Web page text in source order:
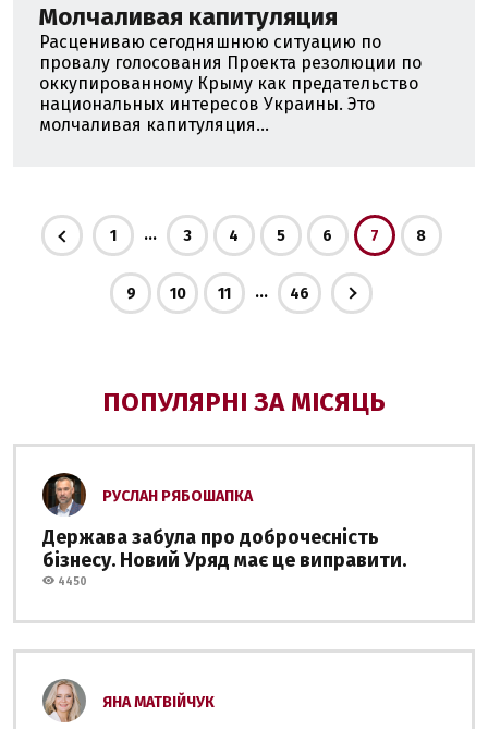
Молчаливая капитуляция
Расцениваю сегодняшнюю ситуацию по
провалу голосования Проекта резолюции по
оккупированному Крыму как предательство
национальных интересов Украины. Это
молчаливая капитуляция...
1 ... 3 4 5 6 7 8
9 10 11 ... 46
ПОПУЛЯРНІ ЗА МІСЯЦЬ
РУСЛАН РЯБОШАПКА
Держава забула про доброчесність
бізнесу. Новий Уряд має це виправити.
4450
ЯНА МАТВІЙЧУК